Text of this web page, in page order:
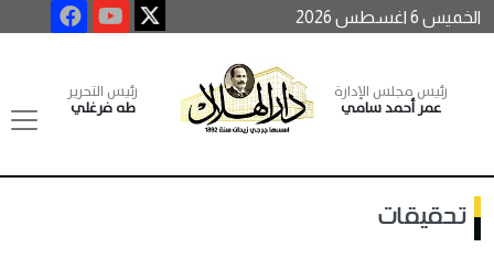
الخميس 6 اغسطس 2026
رئيس مجلس الإدارة
عمر أحمد سامي
رئيس التحرير
طه فرغلي
تحقيقات